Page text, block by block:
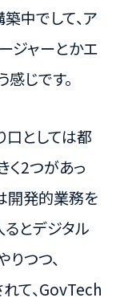
中でして、ア
ジャーとかエ
じです。
口としては都
2つがあっ
開発的業務を
るとデジタル
つつ、
て、GovTech